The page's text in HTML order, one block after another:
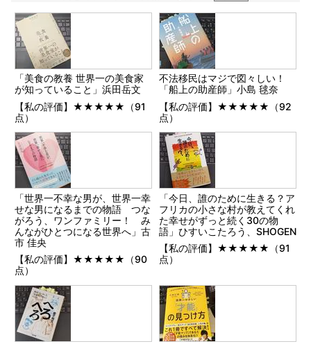
「美食の教養 世界一の美食家
が知っていること」浜田岳文
【私の評価】★★★★★（91
点）
不法移民はマジで図々しい！
「船上の助産師」小島 毬奈
【私の評価】★★★★★（92
点）
「世界一不幸な男が、世界一幸
せな男になるまでの物語 つな
がろう、ワンファミリー！ み
んながひとつになる世界へ」古
市 佳央
【私の評価】★★★★★（90
点）
「今日、誰のために生きる？ア
フリカの小さな村が教えてくれ
た幸せがずっと続く30の物
語」ひすいこたろう、SHOGEN
【私の評価】★★★★★（91
点）